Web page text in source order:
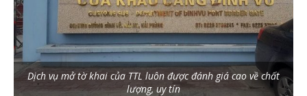
Dịch vụ mở tờ khai của TTL luôn được đánh giá cao về chất
lượng, uy tín